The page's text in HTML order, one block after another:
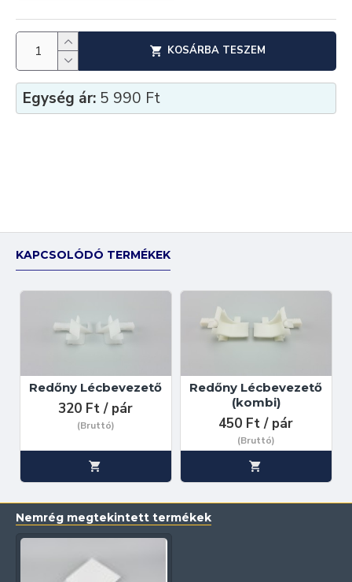
KOSÁRBA TESZEM
Egység ár: 5 990 Ft
KAPCSOLÓDÓ TERMÉKEK
Redőny Lécbevezető
320 Ft / pár
(Bruttó)
Redőny Lécbevezető
(kombi)
450 Ft / pár
(Bruttó)
Nemrég megtekintett termékek